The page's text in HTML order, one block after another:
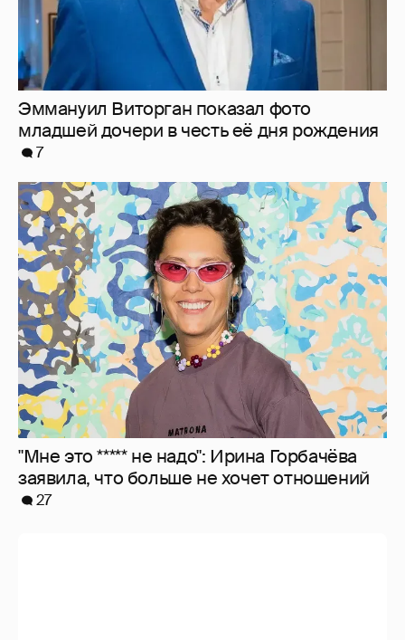
Эммануил Виторган показал фото
младшей дочери в честь её дня рождения
7
"Мне это ***** не надо": Ирина Горбачёва
заявила, что больше не хочет отношений
27